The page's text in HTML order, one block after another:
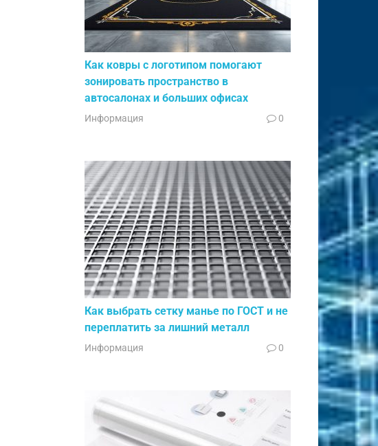
Как ковры с логотипом помогают
зонировать пространство в
автосалонах и больших офисах
Информация 0
Как выбрать сетку манье по ГОСТ и не
переплатить за лишний металл
Информация 0